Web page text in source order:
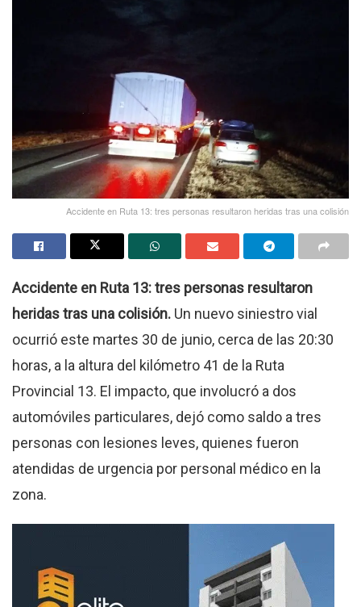
Accidente en Ruta 13: tres personas resultaron heridas tras una colisión
Accidente en Ruta 13: tres personas resultaron
heridas tras una colisión. Un nuevo siniestro vial
ocurrió este martes 30 de junio, cerca de las 20:30
horas, a la altura del kilómetro 41 de la Ruta
Provincial 13. El impacto, que involucró a dos
automóviles particulares, dejó como saldo a tres
personas con lesiones leves, quienes fueron
atendidas de urgencia por personal médico en la
zona.